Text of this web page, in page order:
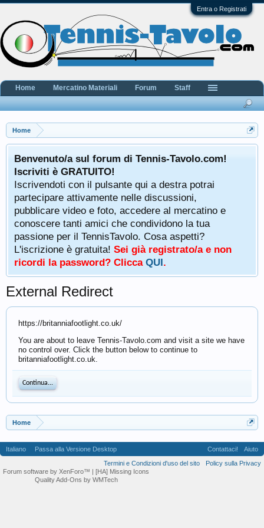
Entra o Registrati
Home
Benvenuto/a sul forum di Tennis-Tavolo.com!
Iscriviti è GRATUITO!
Iscrivendoti con il pulsante qui a destra potrai
partecipare attivamente nelle discussioni,
pubblicare video e foto, accedere al mercatino e
conoscere tanti amici che condividono la tua
passione per il TennisTavolo. Cosa aspetti?
L'iscrizione è gratuita! Sei già registrato/a e non
ricordi la password? Clicca QUI.
External Redirect
https://britanniafootlight.co.uk/
You are about to leave Tennis-Tavolo.com and visit a site we have
no control over. Click the button below to continue to
britanniafootlight.co.uk.
Continua...
Home
Home Mercatino Materiali Forum Staff
Italiano Passa alla Versione Desktop Contattaci!
Aiuto
Termini e Condizioni d'uso del sito
Policy sulla Privacy
Forum software by XenForo™ | [HA] Missing Icons
Quality Add-Ons by WMTech